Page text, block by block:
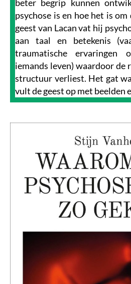
beter begrip kunnen
psychose is en hoe het is
geest van Lacan vat hij
aan taal en betekenis
traumatische ervaringen
iemands leven) waardoor
structuur verliest. Het gat
vult de geest op met beelden